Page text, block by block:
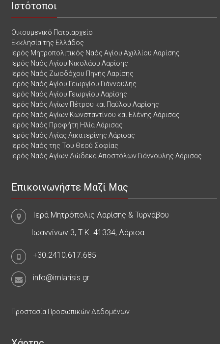
Ιστότοποι
Οικουμενικό Πατριαρχείο
Εκκλησία της Ελλάδος
Ιερός Μητροπολιτικός Ναός Αγίου Αχιλλίου Λαρίσης
Ιερός Ναός Αγίου Νικολάου Λαρίσης
Ιερός Ναός Ζωοδόχου Πηγής Λαρίσης
Ιερός Ναός Αγίου Γεωργίου Γιάννουλης
Ιερός Ναός Αγίου Γεωργίου Λαρίσης
Ιερός Ναός Αγίων Πέτρου και Παύλου Λαρίσης
Ιερός Ναός Αγίων Κωνσταντίνου και Ελένης Λάρισας
Ιερός Ναός Προφήτη Ηλία Λάρισας
Ιερός Ναός Αγίας Αικατερίνης Λάρισας
Ιερός Ναός της Του Θεού Σοφίας
Ιερός Ναός Αγίων Δώδεκα Αποστόλων Γιάννουλης Λάρισας
Επικοινωνήστε Μαζί Μας
Ιερά Μητρόπολις Λαρίσης & Τυρνάβου
Ιωαννίνων 3, Τ.Κ. 41334, Λάρισα
+30.2410.617.685
info@imlarisis.gr
Προστασία Προσωπικών Δεδομένων